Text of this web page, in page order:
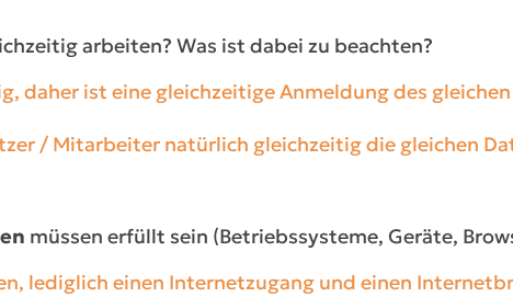
arbeiten? Was ist dabei zu beachten?
daher ist eine gleichzeitige Anmeldung des
/ Mitarbeiter natürlich gleichzeitig die gleichen
müssen erfüllt sein (Betriebssysteme, Geräte,
lediglich einen Internetzugang und einen